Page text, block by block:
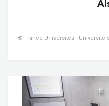
© France Universités - Université